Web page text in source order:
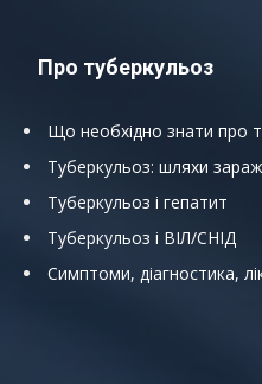
Про туберкульоз
Що необхідно знати про
Туберкульоз: шляхи
Туберкульоз і гепатит
Туберкульоз і ВІЛ/СНІД
Симптоми, діагностика,